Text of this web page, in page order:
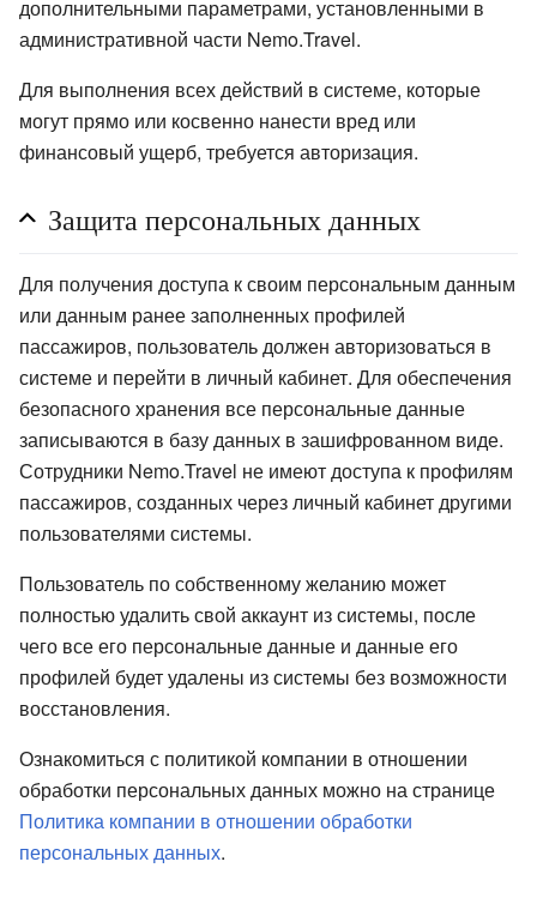
дополнительными параметрами, установленными в
административной части Nemo.Travel.
Для выполнения всех действий в системе, которые
могут прямо или косвенно нанести вред или
финансовый ущерб, требуется авторизация.
Защита персональных данных
Для получения доступа к своим персональным данным
или данным ранее заполненных профилей
пассажиров, пользователь должен авторизоваться в
системе и перейти в личный кабинет. Для обеспечения
безопасного хранения все персональные данные
записываются в базу данных в зашифрованном виде.
Сотрудники Nemo.Travel не имеют доступа к профилям
пассажиров, созданных через личный кабинет другими
пользователями системы.
Пользователь по собственному желанию может
полностью удалить свой аккаунт из системы, после
чего все его персональные данные и данные его
профилей будет удалены из системы без возможности
восстановления.
Ознакомиться с политикой компании в отношении
обработки персональных данных можно на странице
Политика компании в отношении обработки
персональных данных.